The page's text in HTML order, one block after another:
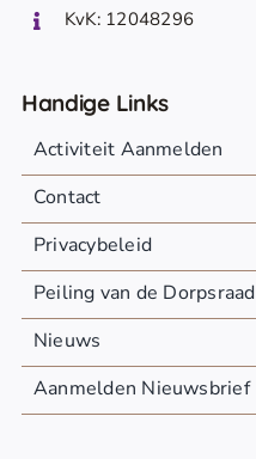
KvK: 12048296
Handige Links
Activiteit Aanmelden
Contact
Privacybeleid
Peiling van de Dorpsraad
Nieuws
Aanmelden Nieuwsbrief